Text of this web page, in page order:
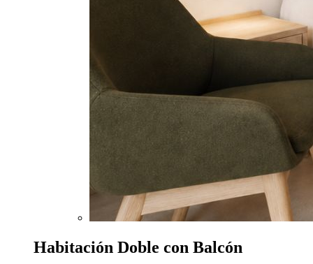
Habitación Doble con Balcón